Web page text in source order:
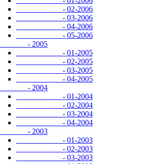
- 02-2006
- 03-2006
- 04-2006
- 05-2006
- 2005
- 01-2005
- 02-2005
- 03-2005
- 04-2005
- 2004
- 01-2004
- 02-2004
- 03-2004
- 04-2004
- 2003
- 01-2003
- 02-2003
- 03-2003